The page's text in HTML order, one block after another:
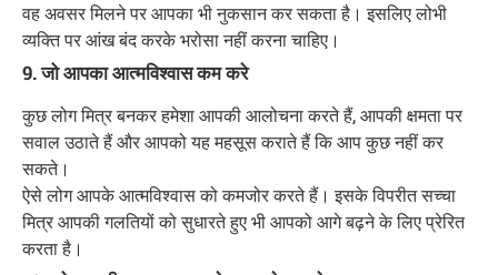
वह अवसर मिलने पर आपका भी नुकसान कर सकता है। इसलिए लोभी
व्यक्ति पर आंख बंद करके भरोसा नहीं करना चाहिए।
9. जो आपका आत्मविश्वास कम करे
कुछ लोग मित्र बनकर हमेशा आपकी आलोचना करते हैं, आपकी क्षमता पर
सवाल उठाते हैं और आपको यह महसूस कराते हैं कि आप कुछ नहीं कर
सकते।
ऐसे लोग आपके आत्मविश्वास को कमजोर करते हैं। इसके विपरीत सच्चा
मित्र आपकी गलतियों को सुधारते हुए भी आपको आगे बढ़ने के लिए प्रेरित
करता है।